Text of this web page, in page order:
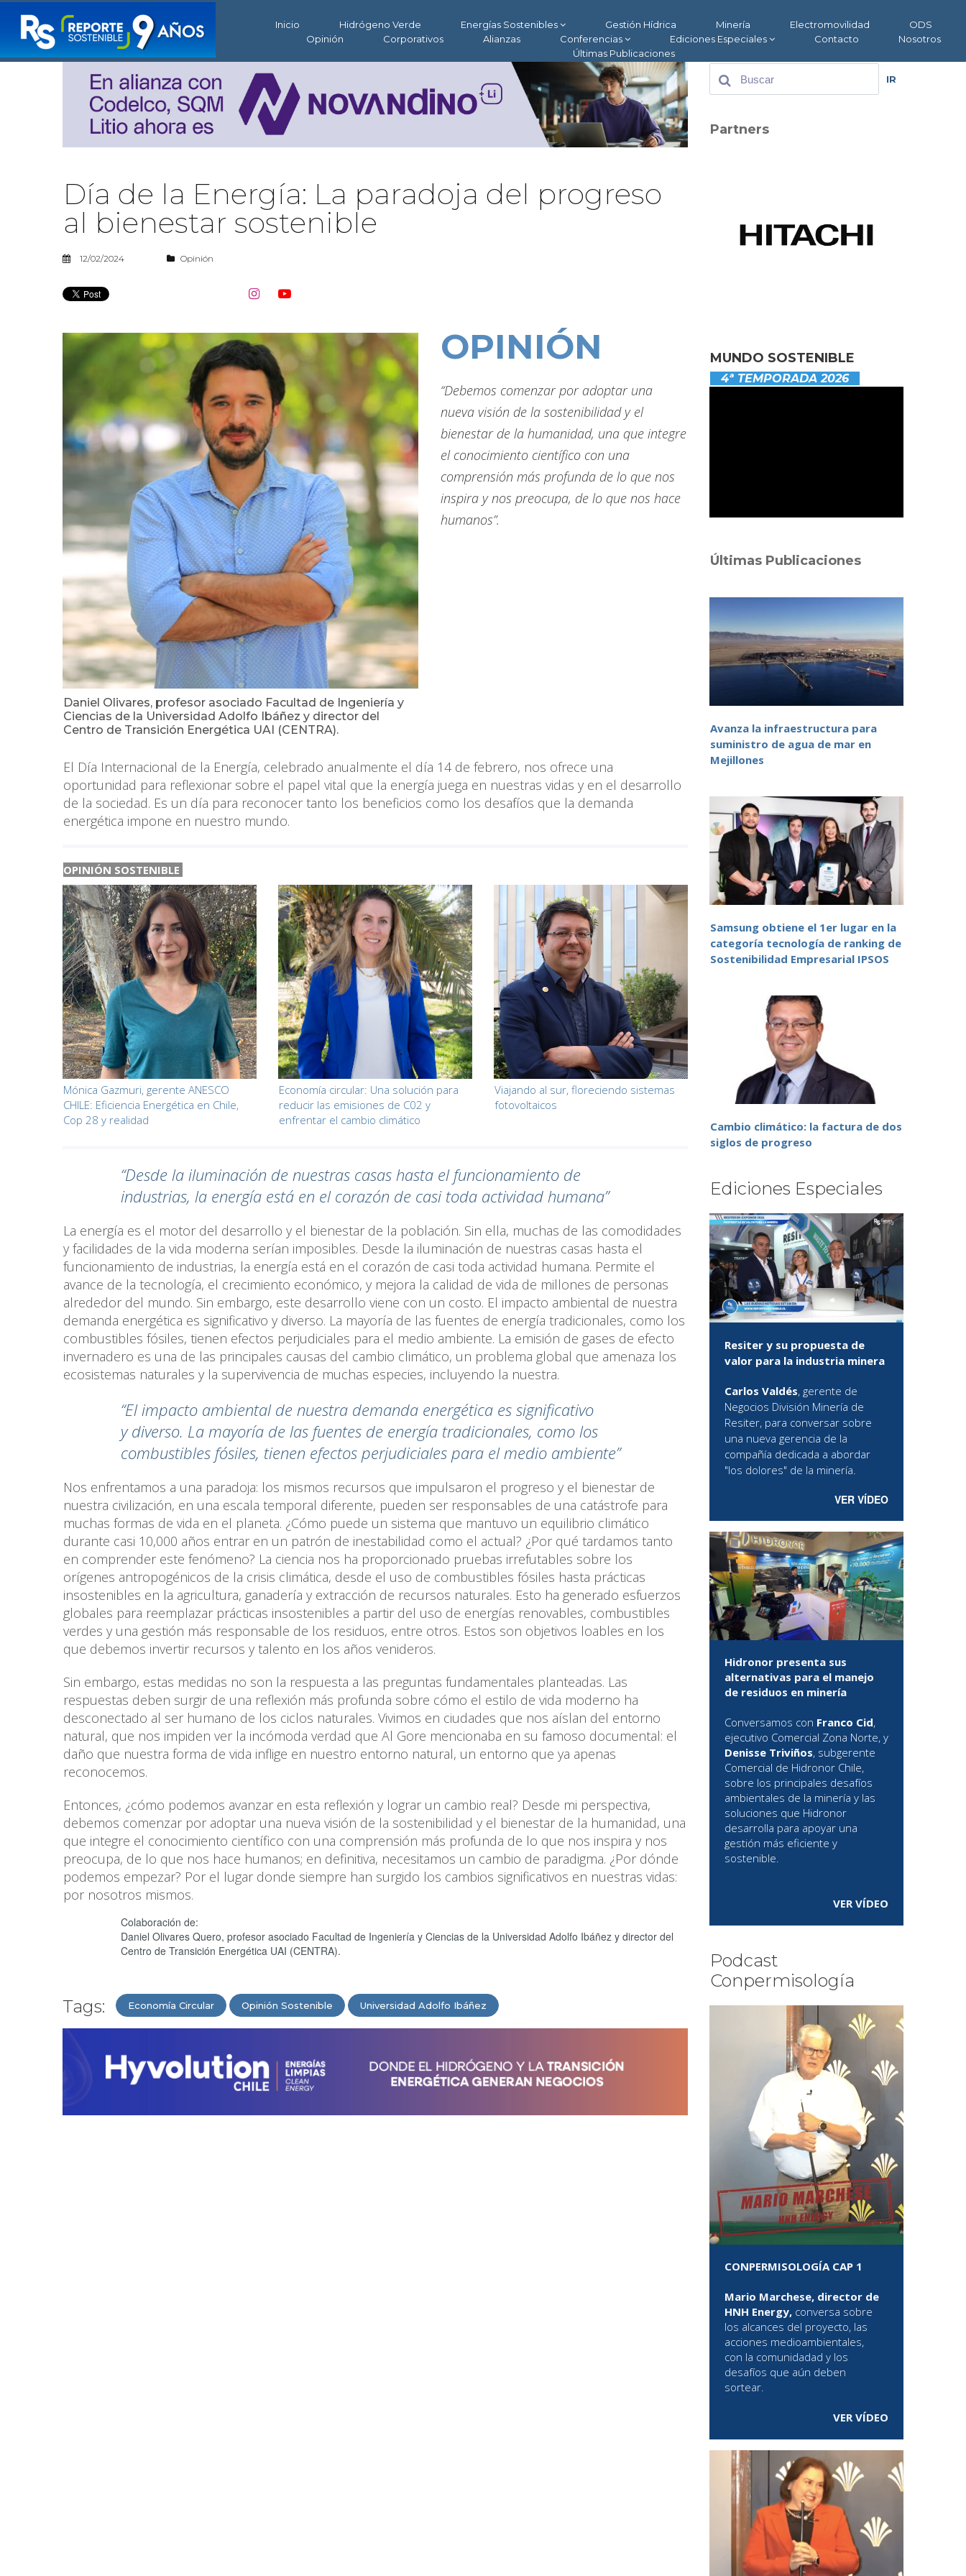
Inicio Hidrógeno Verde Energías Sostenibles Gestión Hídrica Minería Electromovilidad
ODS
Opinión
Corporativos Alianzas Conferencias Ediciones Especiales Contacto
Nosotros
Últimas Publicaciones
Día de la Energía: La paradoja del progreso
al bienestar sostenible
12/02/2024 Opinión
 
Daniel Olivares, profesor asociado Facultad de Ingeniería y
Ciencias de la Universidad Adolfo Ibáñez y director del
Centro de Transición Energética UAI (CENTRA).
OPINIÓN
“Debemos comenzar por adoptar una
nueva visión de la sostenibilidad y el
bienestar de la humanidad, una que integre
el conocimiento científico con una
comprensión más profunda de lo que nos
inspira y nos preocupa, de lo que nos hace
humanos”.
El Día Internacional de la Energía, celebrado anualmente el día 14 de febrero, nos ofrece una
oportunidad para reflexionar sobre el papel vital que la energía juega en nuestras vidas y en el desarrollo
de la sociedad. Es un día para reconocer tanto los beneficios como los desafíos que la demanda
energética impone en nuestro mundo.
OPINIÓN SOSTENIBLE
Mónica Gazmuri, gerente ANESCO
CHILE: Eficiencia Energética en Chile,
Cop 28 y realidad
Economía circular: Una solución para
reducir las emisiones de C02 y
enfrentar el cambio climático
Viajando al sur, floreciendo sistemas
fotovoltaicos
“Desde la iluminación de nuestras casas hasta el funcionamiento de
industrias, la energía está en el corazón de casi toda actividad humana”
La energía es el motor del desarrollo y el bienestar de la población. Sin ella, muchas de las comodidades
y facilidades de la vida moderna serían imposibles. Desde la iluminación de nuestras casas hasta el
funcionamiento de industrias, la energía está en el corazón de casi toda actividad humana. Permite el
avance de la tecnología, el crecimiento económico, y mejora la calidad de vida de millones de personas
alrededor del mundo. Sin embargo, este desarrollo viene con un costo. El impacto ambiental de nuestra
demanda energética es significativo y diverso. La mayoría de las fuentes de energía tradicionales, como los
combustibles fósiles, tienen efectos perjudiciales para el medio ambiente. La emisión de gases de efecto
invernadero es una de las principales causas del cambio climático, un problema global que amenaza los
ecosistemas naturales y la supervivencia de muchas especies, incluyendo la nuestra.
“El impacto ambiental de nuestra demanda energética es significativo
y diverso. La mayoría de las fuentes de energía tradicionales, como los
combustibles fósiles, tienen efectos perjudiciales para el medio ambiente”
Nos enfrentamos a una paradoja: los mismos recursos que impulsaron el progreso y el bienestar de
nuestra civilización, en una escala temporal diferente, pueden ser responsables de una catástrofe para
muchas formas de vida en el planeta. ¿Cómo puede un sistema que mantuvo un equilibrio climático
durante casi 10,000 años entrar en un patrón de inestabilidad como el actual? ¿Por qué tardamos tanto
en comprender este fenómeno? La ciencia nos ha proporcionado pruebas irrefutables sobre los
orígenes antropogénicos de la crisis climática, desde el uso de combustibles fósiles hasta prácticas
insostenibles en la agricultura, ganadería y extracción de recursos naturales. Esto ha generado esfuerzos
globales para reemplazar prácticas insostenibles a partir del uso de energías renovables, combustibles
verdes y una gestión más responsable de los residuos, entre otros. Estos son objetivos loables en los
que debemos invertir recursos y talento en los años venideros.
Sin embargo, estas medidas no son la respuesta a las preguntas fundamentales planteadas. Las
respuestas deben surgir de una reflexión más profunda sobre cómo el estilo de vida moderno ha
desconectado al ser humano de los ciclos naturales. Vivimos en ciudades que nos aíslan del entorno
natural, que nos impiden ver la incómoda verdad que Al Gore mencionaba en su famoso documental: el
daño que nuestra forma de vida inflige en nuestro entorno natural, un entorno que ya apenas
reconocemos.
Entonces, ¿cómo podemos avanzar en esta reflexión y lograr un cambio real? Desde mi perspectiva,
debemos comenzar por adoptar una nueva visión de la sostenibilidad y el bienestar de la humanidad, una
que integre el conocimiento científico con una comprensión más profunda de lo que nos inspira y nos
preocupa, de lo que nos hace humanos; en definitiva, necesitamos un cambio de paradigma. ¿Por dónde
podemos empezar? Por el lugar donde siempre han surgido los cambios significativos en nuestras vidas:
por nosotros mismos.
Colaboración de:
Daniel Olivares Quero, profesor asociado Facultad de Ingeniería y Ciencias de la Universidad Adolfo Ibáñez y director del
Centro de Transición Energética UAI (CENTRA).
Tags: Economía Circular Opinión Sostenible Universidad Adolfo Ibáñez
IR
Partners
MUNDO SOSTENIBLE
4ª TEMPORADA 2026
Últimas Publicaciones
Avanza la infraestructura para
suministro de agua de mar en
Mejillones
Samsung obtiene el 1er lugar en la
categoría tecnología de ranking de
Sostenibilidad Empresarial IPSOS
Cambio climático: la factura de dos
siglos de progreso
Ediciones Especiales
Resiter y su propuesta de
valor para la industria minera
Carlos Valdés, gerente de
Negocios División Minería de
Resiter, para conversar sobre
una nueva gerencia de la
compañía dedicada a abordar
"los dolores" de la minería.
VER VÍDEO
Hidronor presenta sus
alternativas para el manejo
de residuos en minería
Conversamos con Franco Cid,
ejecutivo Comercial Zona Norte, y
Denisse Triviños, subgerente
Comercial de Hidronor Chile,
sobre los principales desafíos
ambientales de la minería y las
soluciones que Hidronor
desarrolla para apoyar una
gestión más eficiente y
sostenible.
VER VÍDEO
Podcast
Conpermisología
CONPERMISOLOGÍA CAP 1
Mario Marchese, director de
HNH Energy, conversa sobre
los alcances del proyecto, las
acciones medioambientales,
con la comunidadad y los
desafíos que aún deben
sortear.
VER VÍDEO